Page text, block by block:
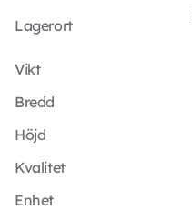
Lagerort
Vikt
Bredd
Höjd
Kvalitet
Enhet